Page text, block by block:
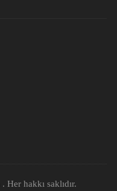
. Her hakkı saklıdır.